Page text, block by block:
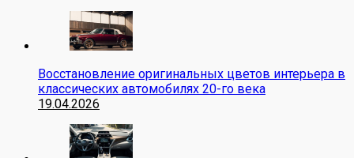
Восстановление оригинальных цветов интерьера в
классических автомобилях 20-го века
19.04.2026